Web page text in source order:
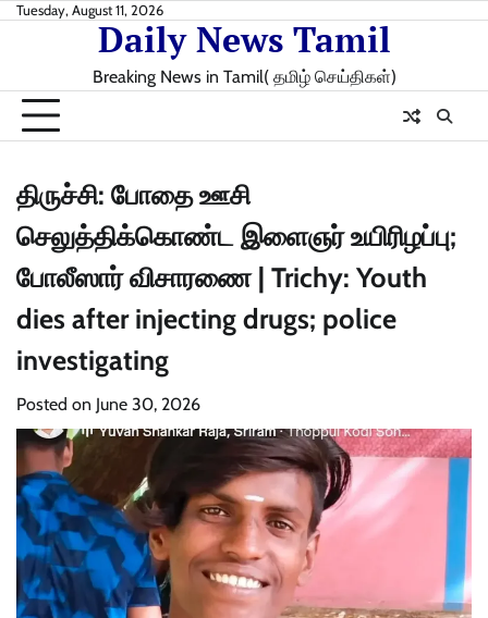
SkipTuesday, August 11, 2026
Daily News Tamil
Breaking News in Tamil( தமிழ் செய்திகள்)
திருச்சி: போதை ஊசி
செலுத்திக்கொண்ட இளைஞர் உயிரிழப்பு;
போலீஸார் விசாரணை | Trichy: Youth
dies after injecting drugs; police
investigating
Posted on June 30, 2026